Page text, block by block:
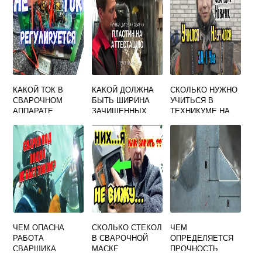
КАКОЙ ТОК В
СВАРОЧНОМ
АППАРАТЕ
КАКОЙ ДОЛЖНА
БЫТЬ ШИРИНА
ЗАЧИЩЕННЫХ
ДЕТАЛЕЙ ПЕРЕД
СБОРКОЙ ПОД
СВАРКУ
СКОЛЬКО НУЖНО
УЧИТЬСЯ В
ТЕХНИКУМЕ НА
ЧЕМ ОПАСНА
РАБОТА
СВАРЩИКА
СКОЛЬКО СТЕКОЛ
В СВАРОЧНОЙ
МАСКЕ
ЧЕМ
ОПРЕДЕЛЯЕТСЯ
ПРОЧНОСТЬ